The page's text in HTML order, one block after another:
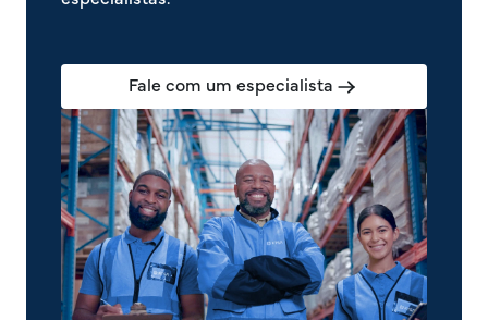
Fale com um especialista